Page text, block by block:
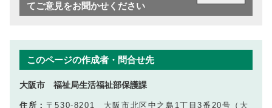
てご意見をお聞かせください
このページの作成者・問合せ先
大阪市 福祉局生活福祉部保護課
住所： 〒530-8201 大阪市北区中之島1丁目3番20号（大